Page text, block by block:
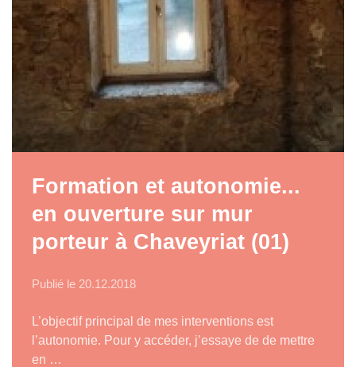
Formation et autonomie...
en ouverture sur mur
porteur à Chaveyriat (01)
Publié le 20.12.2018
L’objectif principal de mes interventions est
l’autonomie. Pour y accéder, j’essaye de de mettre
en …